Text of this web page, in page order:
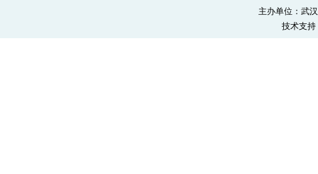
主办单位：武
技术支持